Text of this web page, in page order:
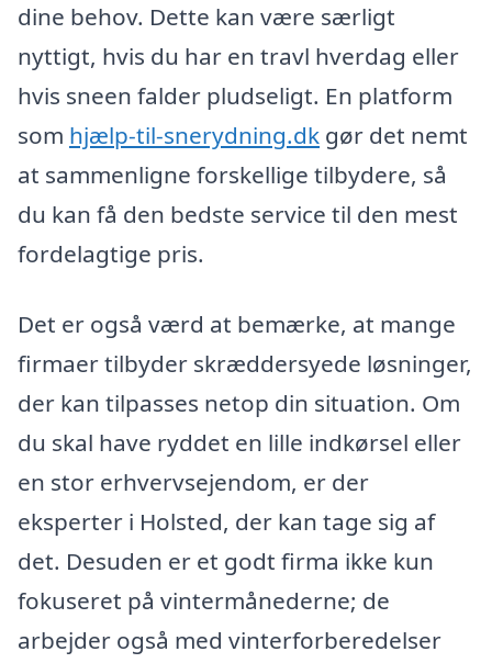
dine behov. Dette kan være særligt
nyttigt, hvis du har en travl hverdag eller
hvis sneen falder pludseligt. En platform
som hjælp-til-snerydning.dk gør det nemt
at sammenligne forskellige tilbydere, så
du kan få den bedste service til den mest
fordelagtige pris.
Det er også værd at bemærke, at mange
firmaer tilbyder skræddersyede løsninger,
der kan tilpasses netop din situation. Om
du skal have ryddet en lille indkørsel eller
en stor erhvervsejendom, er der
eksperter i Holsted, der kan tage sig af
det. Desuden er et godt firma ikke kun
fokuseret på vintermånederne; de
arbejder også med vinterforberedelser